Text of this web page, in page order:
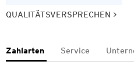
QUALITÄTSVERSPRECHEN
Zahlarten Service